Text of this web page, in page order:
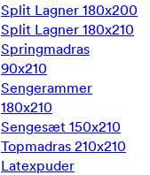
Split Lagner 180x200
Split Lagner 180x210
Springmadras
90x210
Sengerammer
180x210
Sengesæt 150x210
Topmadras 210x210
Latexpuder